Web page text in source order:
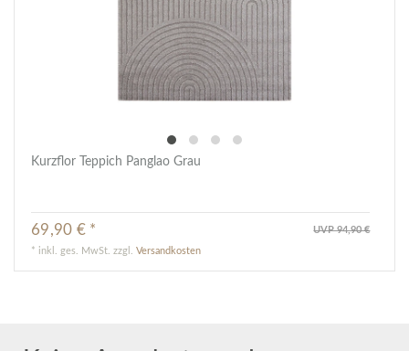
Kurzflor Teppich Panglao Grau
UVP 94,90 €
69,90 € *
* inkl. ges. MwSt. zzgl.Versandkosten